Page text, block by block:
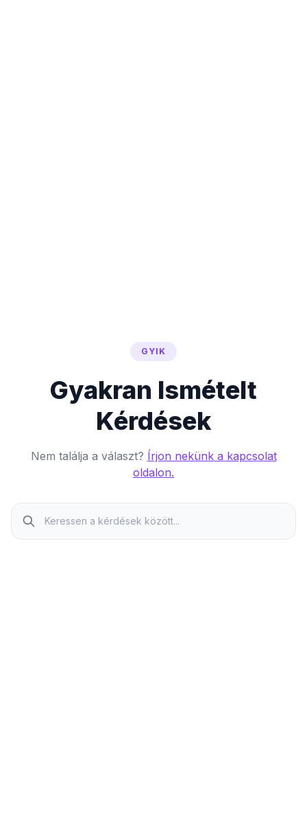
GYIK
Gyakran Ismételt
Kérdések
Nem találja a választ? Írjon nekünk a kapcsolat
oldalon.